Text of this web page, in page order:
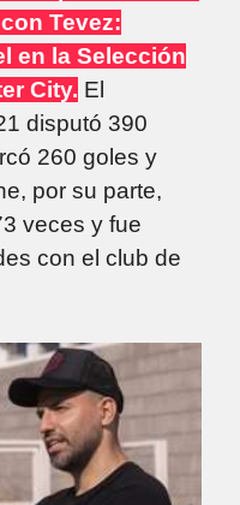
Tevez:
en la Selección
City. El
disputó 390
260 goles y
por su parte,
veces y fue
con el club de